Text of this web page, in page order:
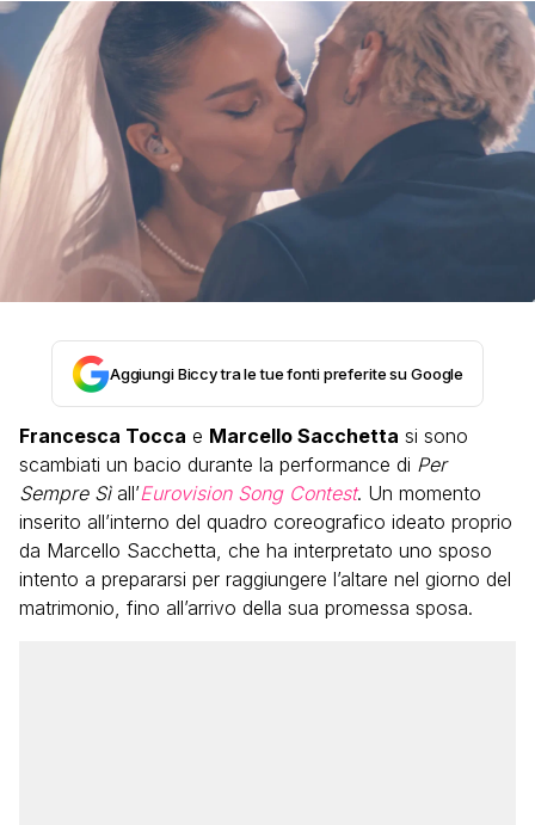
Aggiungi Biccy tra le tue fonti preferite su Google
Francesca Tocca e Marcello Sacchetta si sono
scambiati un bacio durante la performance di Per
Sempre Sìall’Eurovision Song Contest. Un momento
inserito all’interno del quadro coreografico ideato proprio
da Marcello Sacchetta, che ha interpretato uno sposo
intento a prepararsi per raggiungere l’altare nel giorno del
matrimonio, fino all’arrivo della sua promessa sposa.